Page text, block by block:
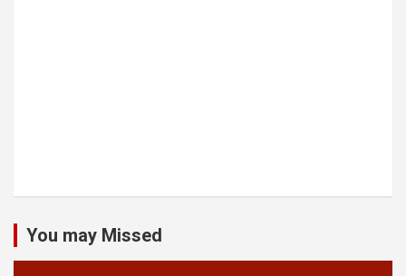
You may Missed